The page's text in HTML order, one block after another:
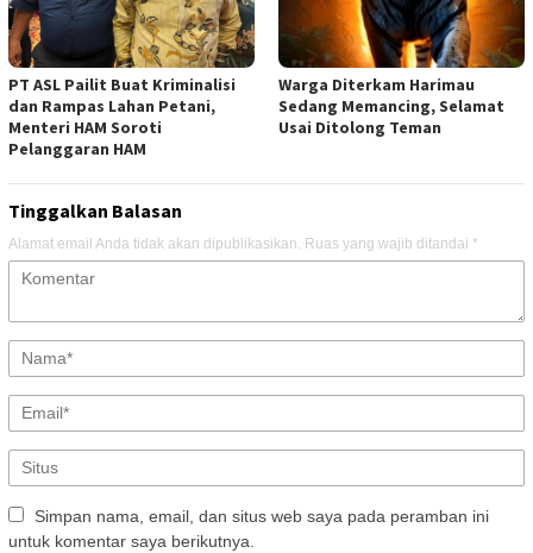
PT ASL Pailit Buat Kriminalisi
dan Rampas Lahan Petani,
Menteri HAM Soroti
Pelanggaran HAM
Warga Diterkam Harimau
Sedang Memancing, Selamat
Usai Ditolong Teman
Tinggalkan Balasan
Alamat email Anda tidak akan dipublikasikan. Ruas yang wajib ditandai *
Simpan nama, email, dan situs web saya pada peramban ini
untuk komentar saya berikutnya.